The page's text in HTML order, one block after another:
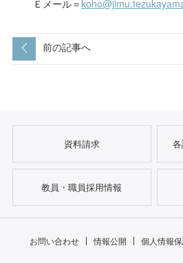
Ｅメール＝
前の記事へ
資料請求
教員・職員採用情報
お問い合わせ 情報公開 個人情報